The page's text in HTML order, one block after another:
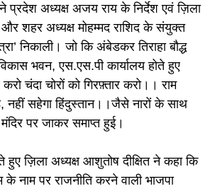
प्रदेश अध्यक्ष अजय राय के निर्देश एवं ज़िला
और शहर अध्यक्ष मोहम्मद राशिद के संयुक्त
निकाली। जो कि अंबेडकर तिराहा बौद्ध
भवन, एस.एस.पी कार्यालय होते हुए
करो चंदा चोरों को गिरफ़्तार करो।। राम
नहीं सहेगा हिंदुस्तान।।जैसे नारों के साथ
पर जाकर समाप्त हुई।
हुए ज़िला अध्यक्ष आशुतोष दीक्षित ने कहा कि
के नाम पर राजनीति करने वाली भाजपा